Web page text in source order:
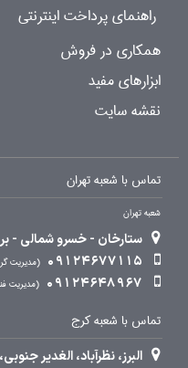
راهنمای پرداخت اینترنتی
همکاری در فروش
ابزارهای مفید
نقشه سایت
تماس با شعبه تهران
شعبه تهران
ستارخان - خسرو شمالی - برج
09124677115
مدیریت
09124648967 مدیریت
تماس با شعبه کرج